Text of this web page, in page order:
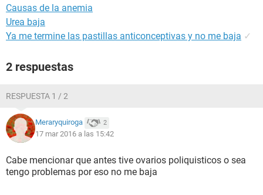
Causas de la anemia
Urea baja
Ya me termine las pastillas anticonceptivas y no me baja ✓
2 respuestas
RESPUESTA 1 / 2
Meraryquiroga 2
17 mar 2016 a las 15:42
Cabe mencionar que antes tive ovarios poliquisticos o sea
tengo problemas por eso no me baja